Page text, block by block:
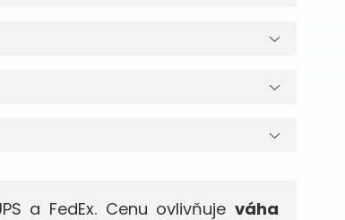
a FedEx. Cenu ovlivňuje váha